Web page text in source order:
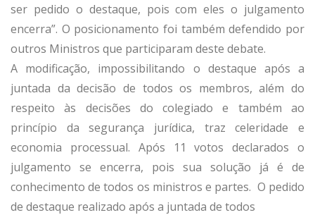
ser pedido o destaque, pois com eles o julgamento
encerra”. O posicionamento foi também defendido por
outros Ministros que participaram deste debate.
A modificação, impossibilitando o destaque após a
juntada da decisão de todos os membros, além do
respeito às decisões do colegiado e também ao
princípio da segurança jurídica, traz celeridade e
economia processual. Após 11 votos declarados o
julgamento se encerra, pois sua solução já é de
conhecimento de todos os ministros e partes. O pedido
de destaque realizado após a juntada de todos